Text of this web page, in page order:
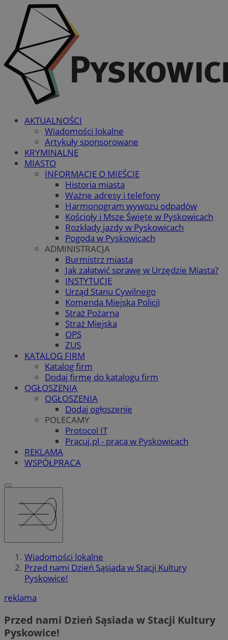
AKTUALNOŚCI
Wiadomości lokalne
Artykuły sponsorowane
KRYMINALNE
MIASTO
INFORMACJE O MIEŚCIE
Historia miasta
Ważne adresy i telefony
Harmonogram wywozu odpadów
Kościoły i Msze Święte w Pyskowicach
Rozkłady jazdy w Pyskowicach
Pogoda w Pyskowicach
ADMINISTRACJA
Burmistrz miasta
Jak załatwić sprawę w Urzędzie Miasta?
INSTYTUCJE
Urząd Stanu Cywilnego
Komenda Miejska Policji
Straż Pożarna
Straż Miejska
OPS
ZUS
KATALOG FIRM
Katalog firm
Dodaj firmę do katalogu firm
OGŁOSZENIA
OGŁOSZENIA
Dodaj ogłoszenie
POLECAMY
Protocol IT
Pracuj.pl - praca w Pyskowicach
REKLAMA
WSPÓŁPRACA
Wiadomości lokalne
Przed nami Dzień Sąsiada w Stacji Kultury
Pyskowice!
reklama
Przed nami Dzień Sąsiada w Stacji Kultury
Pyskowice!